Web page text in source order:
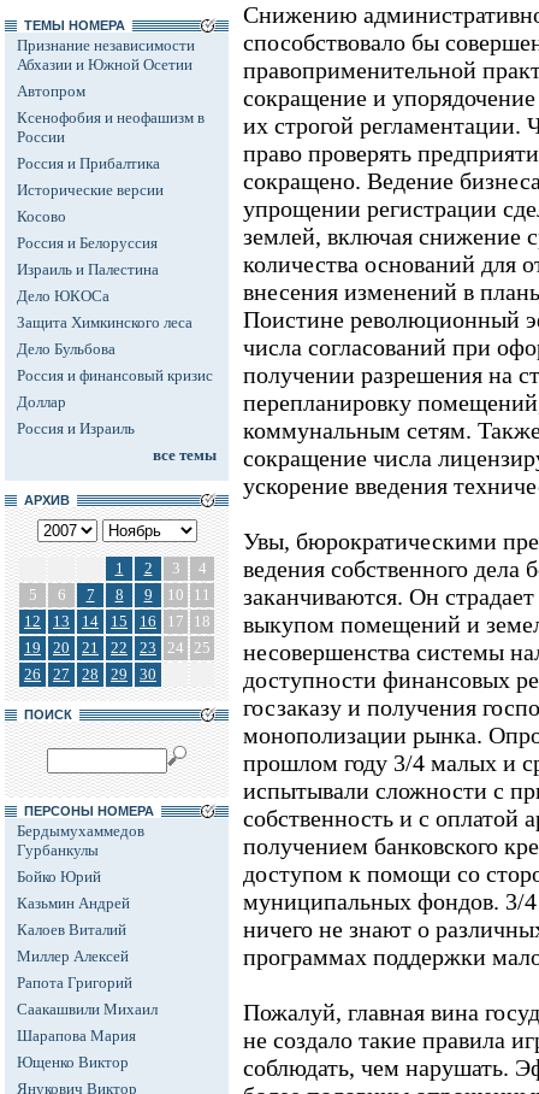
ТЕМЫ НОМЕРА
Признание независимости
Абхазии и Южной Осетии
Автопром
Ксенофобия и неофашизм в
России
Россия и Прибалтика
Исторические версии
Косово
Россия и Белоруссия
Израиль и Палестина
Дело ЮКОСа
Защита Химкинского леса
Дело Бульбова
Россия и финансовый кризис
Доллар
Россия и Израиль
все темы
АРХИВ
1 2 3
4
5
6 7 8 9 10
11
12
13 14 15 16 17
18
19
20 21 22 23 24 25
26
27 28 29 30
ПОИСК
ПЕРСОНЫ НОМЕРА
Бердымухаммедов
Гурбанкулы
Бойко Юрий
Казьмин Андрей
Калоев Виталий
Миллер Алексей
Рапота Григорий
Саакашвили Михаил
Шарапова Мария
Ющенко Виктор
Янукович Виктор
Снижению
способствовало бы
правоприменительной
сокращение и
их строгой
право проверять
сокращено. Ведение
упрощении регистрации
землей, включая снижение
количества оснований для
внесения изменений в
Поистине революционный
числа согласований при
получении разрешения на
перепланировку
коммунальным сетям.
сокращение числа
ускорение введения
Увы, бюрократическими
ведения собственного дела
заканчиваются. Он
выкупом помещений и
несовершенства системы
доступности финансовых
госзаказу и получения
монополизации рынка.
прошлом году 3/4 малых и
испытывали сложности с
собственность и с оплатой
получением банковского
доступом к помощи со
муниципальных фондов. 3/
ничего не знают о
программах поддержки
Пожалуй, главная вина
не создало такие правила
соблюдать, чем нарушать.